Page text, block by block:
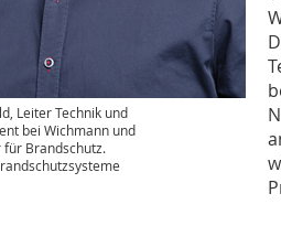
Leiter Technik und
bei Wichmann und
Brandschutz.